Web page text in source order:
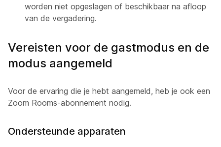
worden niet opgeslagen of beschikbaar na afloop
van de vergadering.
Vereisten voor de gastmodus en de
modus aangemeld
Voor de ervaring die je hebt aangemeld, heb je ook een
Zoom Rooms-abonnement nodig.
Ondersteunde apparaten